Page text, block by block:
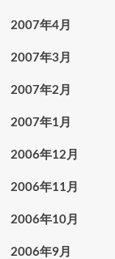
2007年4月
2007年3月
2007年2月
2007年1月
2006年12月
2006年11月
2006年10月
2006年9月